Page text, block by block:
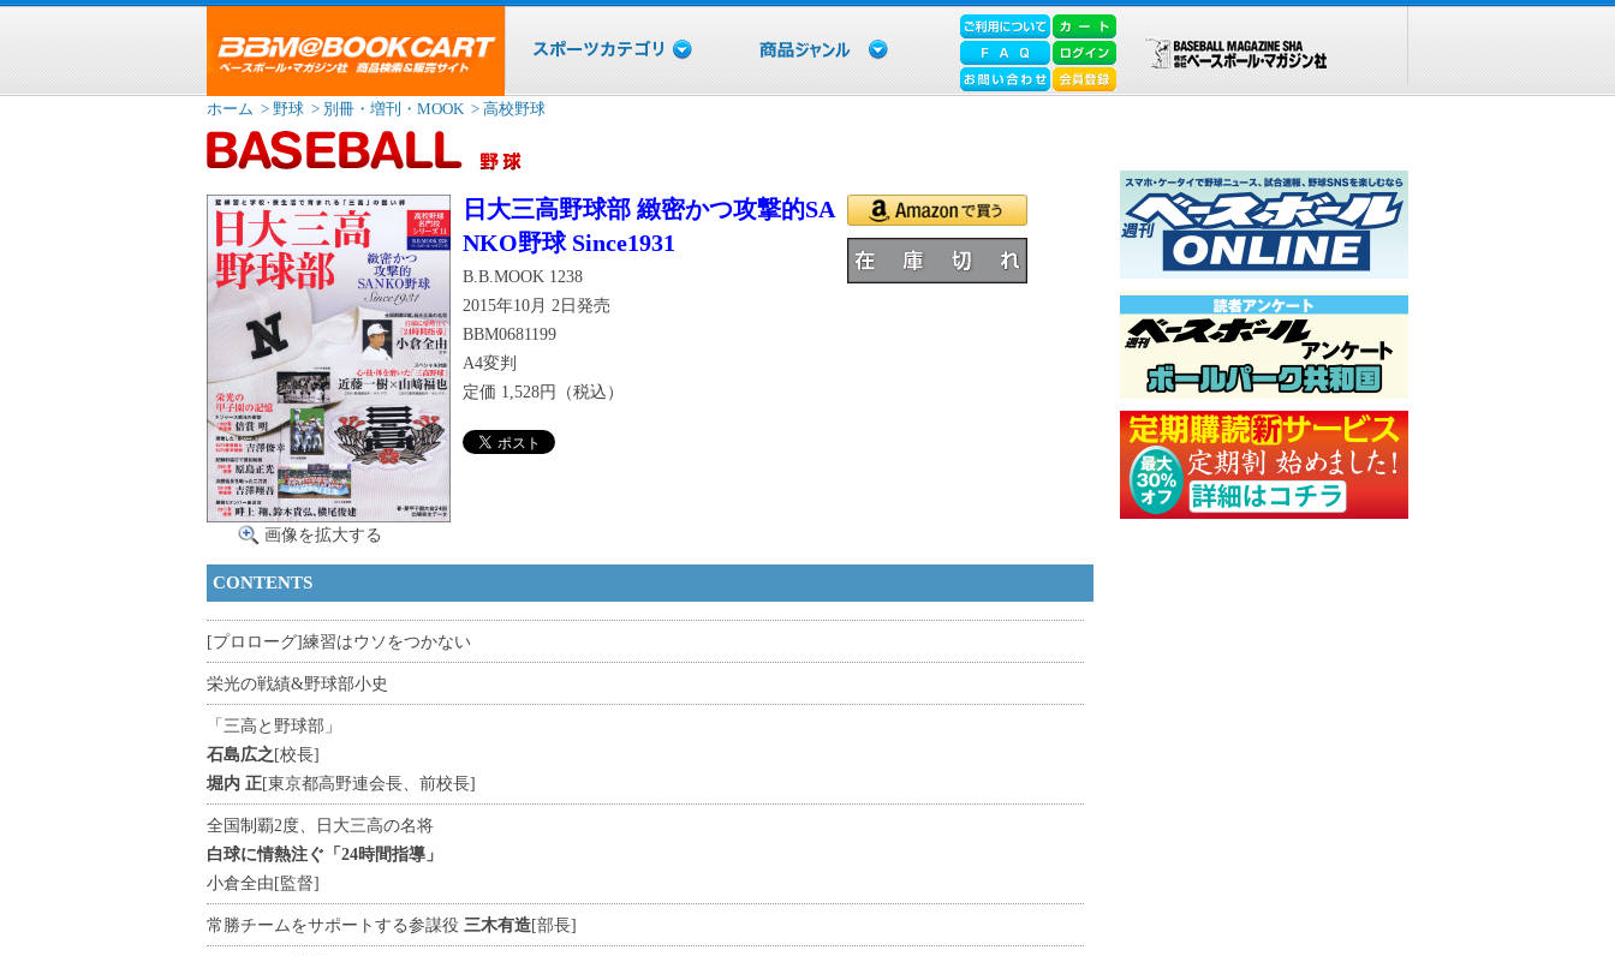
ホーム > 野球 > 別冊・増刊・MOOK > 高校野球
画像を拡大する
日大三高野球部 緻密かつ攻撃的SA
NKO野球 Since1931
B.B.MOOK 1238
2015年10月 2日発売
BBM0681199
A4変判
定価 1,528円（税込）
CONTENTS
[プロローグ]練習はウソをつかない
栄光の戦績&野球部小史
「三高と野球部」
石島広之[校長]
堀内 正[東京都高野連会長、前校長]
全国制覇2度、日大三高の名将
白球に情熱注ぐ「24時間指導」
小倉全由[監督]
常勝チームをサポートする参謀役 三木有造[部長]